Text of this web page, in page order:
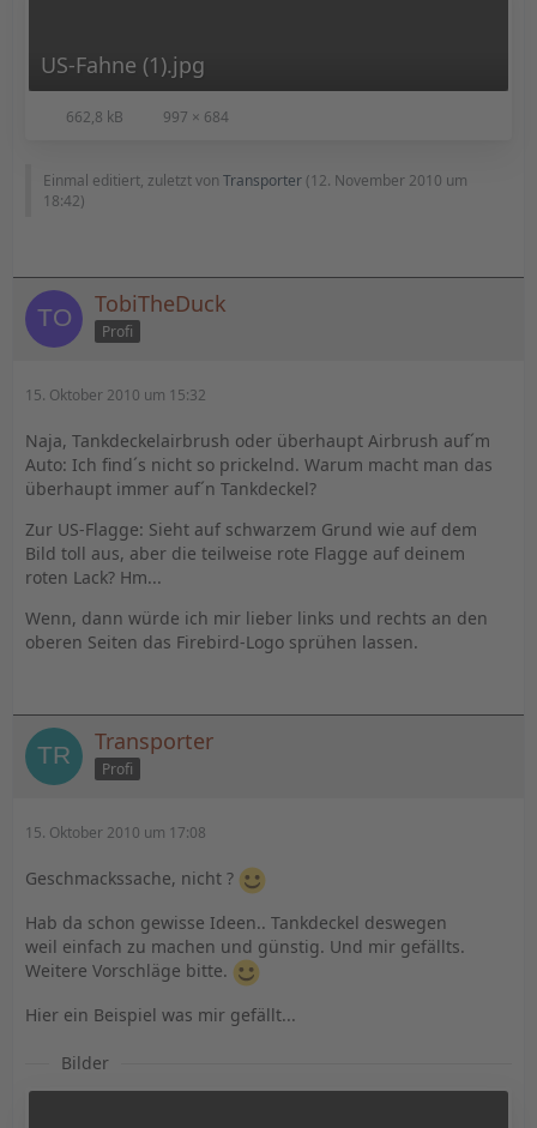
US-Fahne (1).jpg
662,8 kB 997 × 684
Einmal editiert, zuletzt von Transporter (12. November 2010 um
18:42)
TobiTheDuck
Profi
15. Oktober 2010 um 15:32
Naja, Tankdeckelairbrush oder überhaupt Airbrush auf´m
Auto: Ich find´s nicht so prickelnd. Warum macht man das
überhaupt immer auf´n Tankdeckel?
Zur US-Flagge: Sieht auf schwarzem Grund wie auf dem
Bild toll aus, aber die teilweise rote Flagge auf deinem
roten Lack? Hm...
Wenn, dann würde ich mir lieber links und rechts an den
oberen Seiten das Firebird-Logo sprühen lassen.
Transporter
Profi
15. Oktober 2010 um 17:08
Geschmackssache, nicht ?
Hab da schon gewisse Ideen.. Tankdeckel deswegen
weil einfach zu machen und günstig. Und mir gefällts.
Weitere Vorschläge bitte.
Hier ein Beispiel was mir gefällt...
Bilder